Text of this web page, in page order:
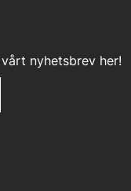
nyhetsbrev her!